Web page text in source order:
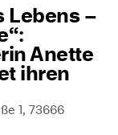
Lebens –
Anette
ihren
1, 73666